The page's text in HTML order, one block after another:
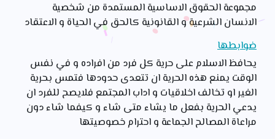
مجموعة الحقوق الاساسية المستمدة من شخصية
الانسان الشرعية و القانونية كالحق في الحياة و الاعتقاد
ضوابطها
يحافظ الاسلام على حرية كل فرد من افراده و في نفس
الوقت يمنع هذه الحرية ان تتعدى حدودها فتمس بحرية
الغير او تخالف اخلاقيات و اداب المجتمع فلايصح للفرد ان
يدعي الحرية بفعل ما يشاء متى شاء و كيفما شاء دون
مراعاة المصالح الجماعة و احترام خصوصيتها